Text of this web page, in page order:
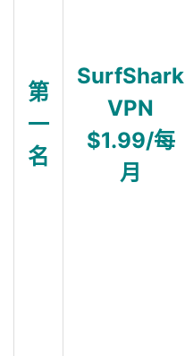
第
一
名
SurfShark
VPN
$1.99/每
月